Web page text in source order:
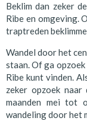
Beklim dan zeker
Ribe en omgeving.
traptreden
Wandel door het
staan. Of ga
Ribe kunt vinden.
zeker opzoek
maanden mei tot
wandeling door het